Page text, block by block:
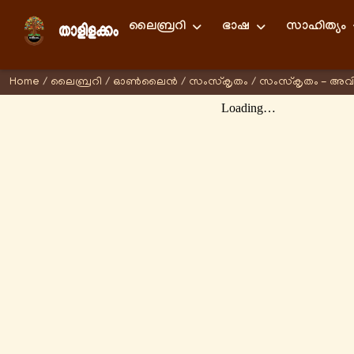
ലൈബ്രറി ഭാഷ സാഹിത്യം
Home / ലൈബ്രറി / ഓണ്‍ലൈന്‍ / സംസ്കൃതം / സംസ്കൃതം -